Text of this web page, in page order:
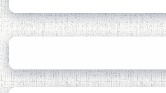
АКАДЕМИЯИ МИЛЛИИ
ИЛМҲОИ ТОҶИКИСТОН